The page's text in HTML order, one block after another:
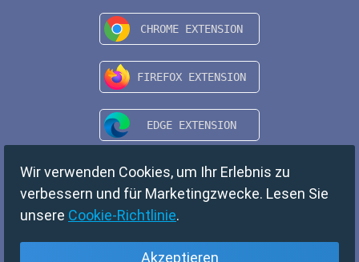
Wir verwenden Cookies, um Ihr Erlebnis zu
verbessern und für Marketingzwecke. Lesen Sie
unsere Cookie-Richtlinie.
Akzeptieren